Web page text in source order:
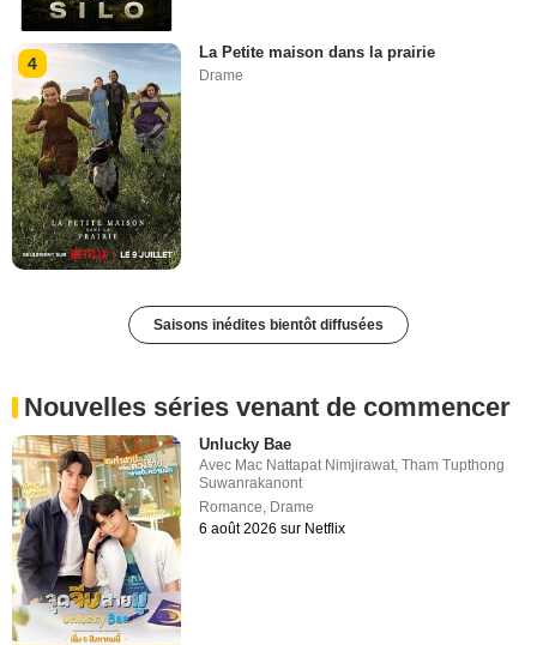
4
La Petite maison dans la prairie
Drame
Saisons inédites bientôt diffusées
Nouvelles séries venant de commencer
Unlucky Bae
Avec Mac Nattapat Nimjirawat ,Tham Tupthong
Suwanrakanont
Romance Drame
6 août 2026 sur Netflix